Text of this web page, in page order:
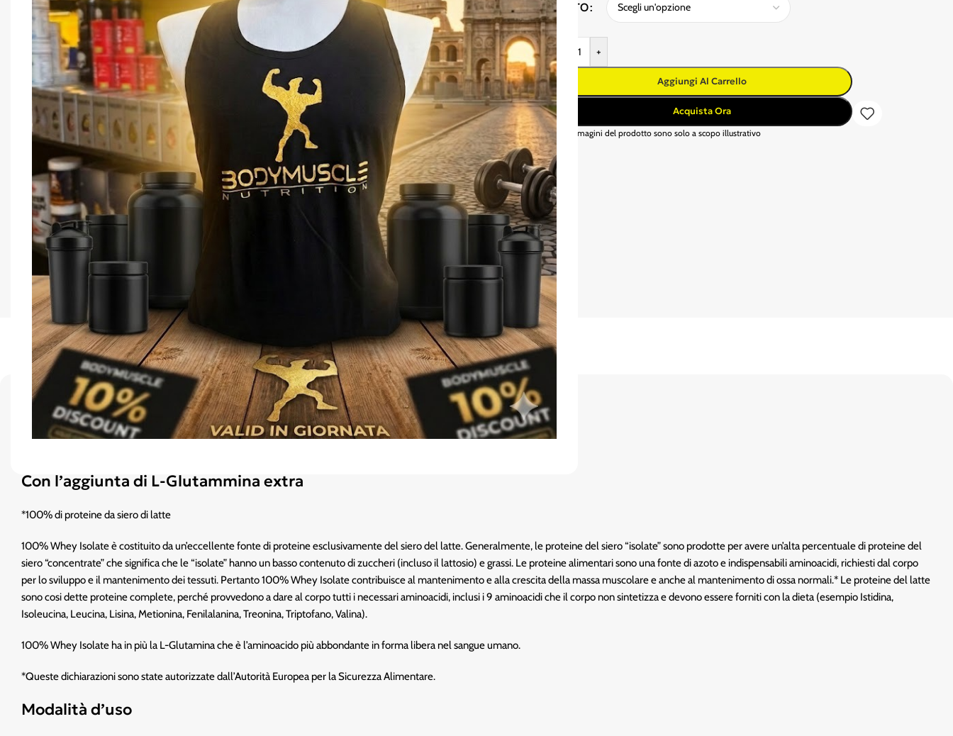
GUSTO
+
Aggiungi Al Carrello
Acquista Ora
* Le immagini del prodotto sono solo a scopo illustrativo
Descrizione
100% Whey Isolate*
Con l’aggiunta di L-Glutammina extra
*100% di proteine da siero di latte
100% Whey Isolate è costituito da un’eccellente fonte di proteine esclusivamente del siero del latte. Generalmente, le proteine del siero “isolate” sono prodotte per avere un’alta percentuale di proteine del
siero “concentrate” che significa che le “isolate” hanno un basso contenuto di zuccheri (incluso il lattosio) e grassi. Le proteine alimentari sono una fonte di azoto e indispensabili aminoacidi, richiesti dal corpo
per lo sviluppo e il mantenimento dei tessuti. Pertanto 100% Whey Isolate contribuisce al mantenimento e alla crescita della massa muscolare e anche al mantenimento di ossa normali.* Le proteine del latte
sono cosi dette proteine complete, perché provvedono a dare al corpo tutti i necessari aminoacidi, inclusi i 9 aminoacidi che il corpo non sintetizza e devono essere forniti con la dieta (esempio Istidina,
Isoleucina, Leucina, Lisina, Metionina, Fenilalanina, Treonina, Triptofano, Valina).
100% Whey Isolate ha in più la L-Glutamina che è l’aminoacido più abbondante in forma libera nel sangue umano.
*Queste dichiarazioni sono state autorizzate dall’Autorità Europea per la Sicurezza Alimentare.
Modalità d’uso